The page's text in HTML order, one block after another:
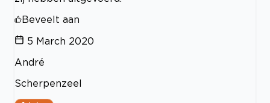
Beveelt aan
5 March 2020
André
Scherpenzeel